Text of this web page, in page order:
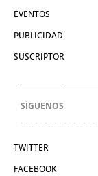
EVENTOS
PUBLICIDAD
SUSCRIPTOR
SÍGUENOS
TWITTER
FACEBOOK